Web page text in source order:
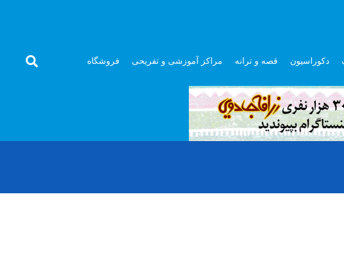
دکوراسیون قصه و ترانه مراکز آموزشی و تفریحی فروشگاه